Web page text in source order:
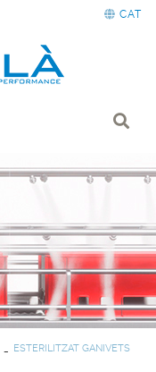
CAT
ESTERILITZAT GANIVETS